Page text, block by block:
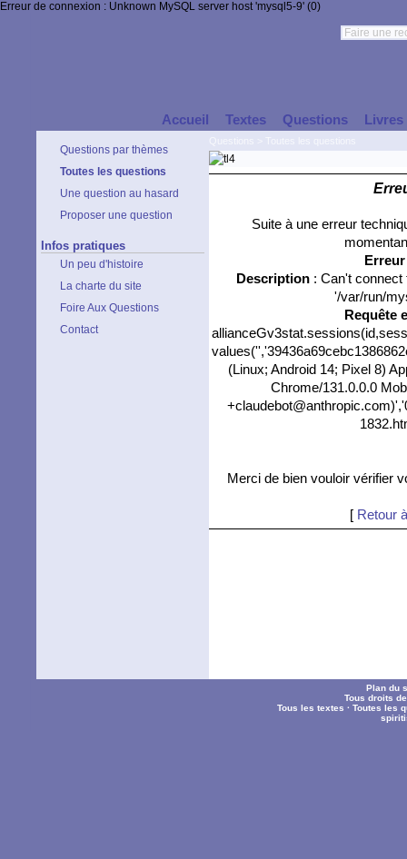
Erreur de connexion : Unknown MySQL server host 'mysql5-9' (0)
Accueil Textes Questions Livres
Questions par thèmes
Toutes les questions
Une question au hasard
Proposer une question
Infos pratiques
Un peu d'histoire
La charte du site
Foire Aux Questions
Contact
Suite à une erreur
Description: Can't connect
'/var/run/
Requête
(Linux; Android 14; Pixel 8)
Chrome/131.0.0.0
Merci de bien vouloir vérifier
[ Retour
Plan du
Tous droits
Tous les textes ·Toutes les